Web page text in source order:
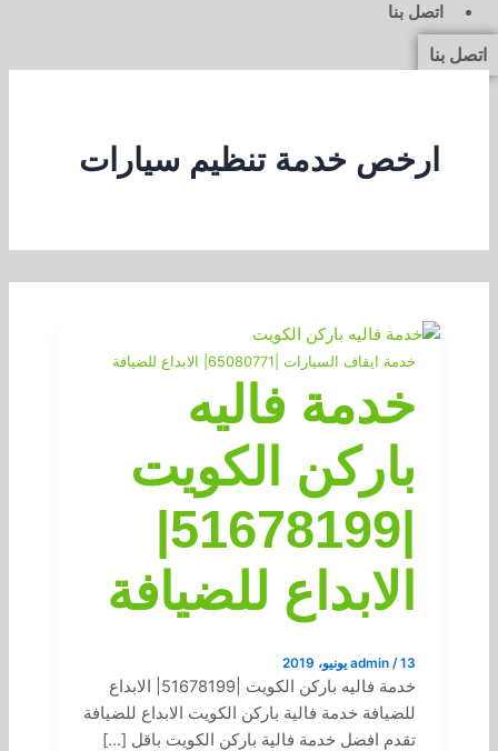
اتصل بنا
اتصل بنا
ارخص خدمة تنظيم سيارات
خدمة ايقاف السيارات |65080771| الابداع للضيافة
خدمة فاليه
باركن الكويت
|51678199|
الابداع للضيافة
admin /13 يونيو، 2019
خدمة فاليه باركن الكويت |51678199| الابداع
للضيافة خدمة فالية باركن الكويت الابداع للضيافة
تقدم افضل خدمة فالية باركن الكويت باقل […]